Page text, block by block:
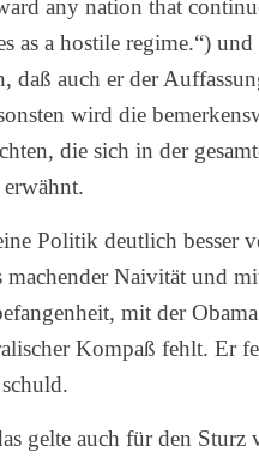
any nation that
as a hostile regime.“)
auch er der
wird die
die sich in der
Politik deutlich besser
machender Naivität und
mit der
Kompaß fehlt. Er
gelte auch für den Sturz